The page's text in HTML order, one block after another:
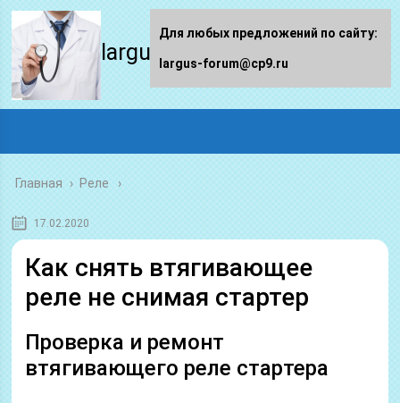
largus-forum.ru
Главная › Реле
17.02.2020
Как снять втягивающее
реле не снимая стартер
Проверка и ремонт
втягивающего реле стартера
Для любых предложений по сайту:
largus-forum@cp9.ru